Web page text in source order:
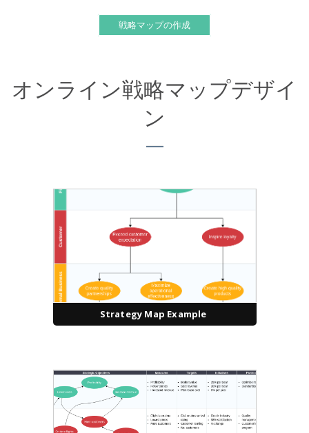
戦略マップの作成
オンライン戦略マップデザイ
ン
Strategy Map Example